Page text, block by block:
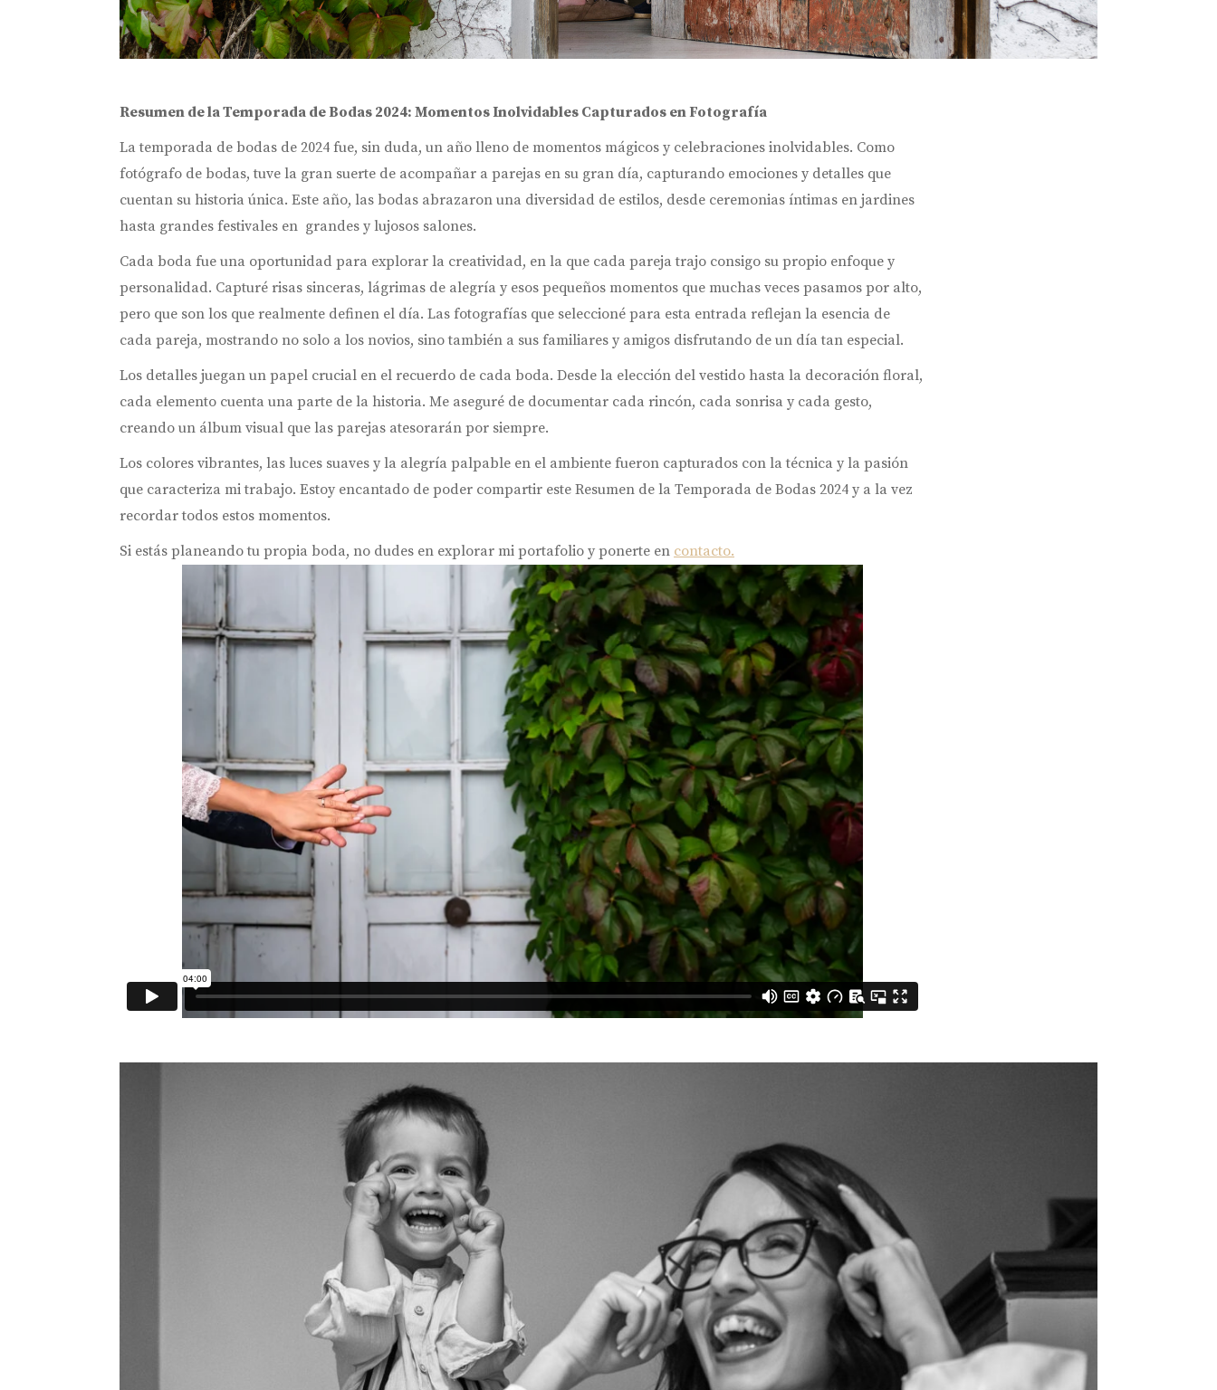
Resumen de la Temporada de Bodas 2024: Momentos Inolvidables Capturados en Fotografía
La temporada de bodas de 2024 fue, sin duda, un año lleno de momentos mágicos y celebraciones inolvidables. Como
fotógrafo de bodas, tuve la gran suerte de acompañar a parejas en su gran día, capturando emociones y detalles que
cuentan su historia única. Este año, las bodas abrazaron una diversidad de estilos, desde ceremonias íntimas en jardines
hasta grandes festivales en grandes y lujosos salones.
Cada boda fue una oportunidad para explorar la creatividad, en la que cada pareja trajo consigo su propio enfoque y
personalidad. Capturé risas sinceras, lágrimas de alegría y esos pequeños momentos que muchas veces pasamos por alto,
pero que son los que realmente definen el día. Las fotografías que seleccioné para esta entrada reflejan la esencia de
cada pareja, mostrando no solo a los novios, sino también a sus familiares y amigos disfrutando de un día tan especial.
Los detalles juegan un papel crucial en el recuerdo de cada boda. Desde la elección del vestido hasta la decoración floral,
cada elemento cuenta una parte de la historia. Me aseguré de documentar cada rincón, cada sonrisa y cada gesto,
creando un álbum visual que las parejas atesorarán por siempre.
Los colores vibrantes, las luces suaves y la alegría palpable en el ambiente fueron capturados con la técnica y la pasión
que caracteriza mi trabajo. Estoy encantado de poder compartir este Resumen de la Temporada de Bodas 2024 y a la vez
recordar todos estos momentos.
Si estás planeando tu propia boda, no dudes en explorar mi portafolio y ponerte en contacto.